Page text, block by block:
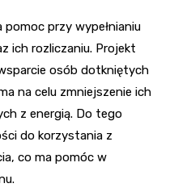
pomoc przy wypełnianiu
ich rozliczaniu. Projekt
osób dotkniętych
na celu zmniejszenie ich
z energią. Do tego
do korzystania z
co ma pomóc w